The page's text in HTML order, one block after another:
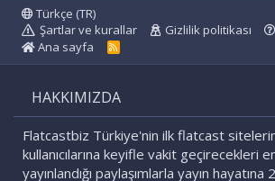
Türkçe (TR)
Şartlar ve kurallar
Gizlilik politikası
Ana sayfa
R
HAKKIMIZDA
Flatcastbiz Türkiye'nin ilk flatcast
kullanıcılarına keyifle vakit geçirecekleri
yayınlandığı paylaşımlarla yayın hayatına